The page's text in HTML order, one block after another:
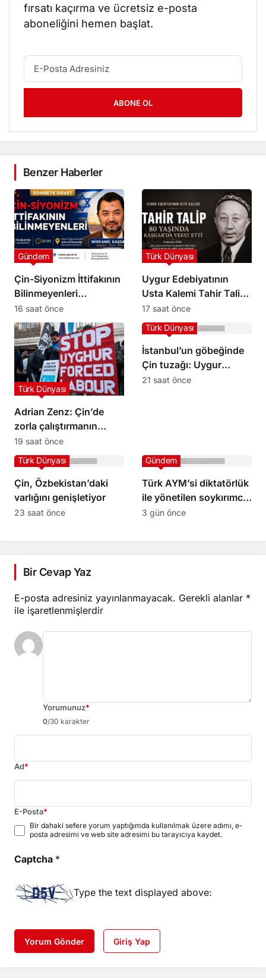
fırsatı kaçırma ve ücretsiz e-posta
aboneliğini hemen başlat.
ABONE OL
Benzer Haberler
Çin-Siyonizm İttifakının
Bilinmeyenleri
Ankara’da Masaya
Yatırılacak
Gündem
16 saat önce
Uygur Edebiyatının
Usta Kalemi Tahir Talip
80 Yaşında Kaşgar’da
Hayatını Kaybetti
Türk Dünyası
17 saat önce
Adrian Zenz: Çin’de
zorla çalıştırmanın
kapsamı hâlâ çok büyük
Türk Dünyası
19 saat önce
İstanbul’un göbeğinde
Çin tuzağı: Uygur
kardeşlerimizin
Türk Dünyası
21 saat önce
Çin, Özbekistan’daki
varlığını genişletiyor
Türk Dünyası
23 saat önce
Türk AYM’si diktatörlük
ile yönetilen soykırımcı
Çin rejiminden nasıl bir
Gündem
3 gün önce
Bir Cevap Yaz
E-posta adresiniz yayınlanmayacak. Gerekli alanlar *
ile işaretlenmişlerdir
Yorumunuz*
0/30 karakter
Ad*
E-Posta*
Bir dahaki sefere yorum yaptığımda kullanılmak üzere adımı, e-
posta adresimi ve web site adresimi bu tarayıcıya kaydet.
Captcha *
Type the text displayed above:
Yorum Gönder Giriş Yap